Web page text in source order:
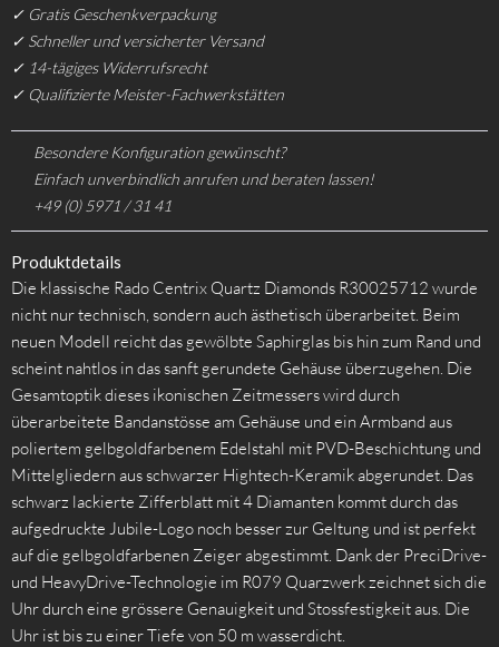
✓ Gratis Geschenkverpackung
✓ Schneller und versicherter Versand
✓ 14-tägiges Widerrufsrecht
✓ Qualifizierte Meister-Fachwerkstätten
Besondere Konfiguration gewünscht?
Einfach unverbindlich anrufen und beraten lassen!
+49 (0) 5971 / 31 41
Produktdetails
Die klassische Rado Centrix Quartz Diamonds R30025712 wurde
nicht nur technisch, sondern auch ästhetisch überarbeitet. Beim
neuen Modell reicht das gewölbte Saphirglas bis hin zum Rand und
scheint nahtlos in das sanft gerundete Gehäuse überzugehen. Die
Gesamtoptik dieses ikonischen Zeitmessers wird durch
überarbeitete Bandanstösse am Gehäuse und ein Armband aus
poliertem gelbgoldfarbenem Edelstahl mit PVD-Beschichtung und
Mittelgliedern aus schwarzer Hightech-Keramik abgerundet. Das
schwarz lackierte Zifferblatt mit 4 Diamanten kommt durch das
aufgedruckte Jubile-Logo noch besser zur Geltung und ist perfekt
auf die gelbgoldfarbenen Zeiger abgestimmt. Dank der PreciDrive-
und HeavyDrive-Technologie im R079 Quarzwerk zeichnet sich die
Uhr durch eine grössere Genauigkeit und Stossfestigkeit aus. Die
Uhr ist bis zu einer Tiefe von 50 m wasserdicht.